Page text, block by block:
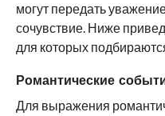
могут передать
сочувствие. Ниже
для которых
Романтические
Для выражения